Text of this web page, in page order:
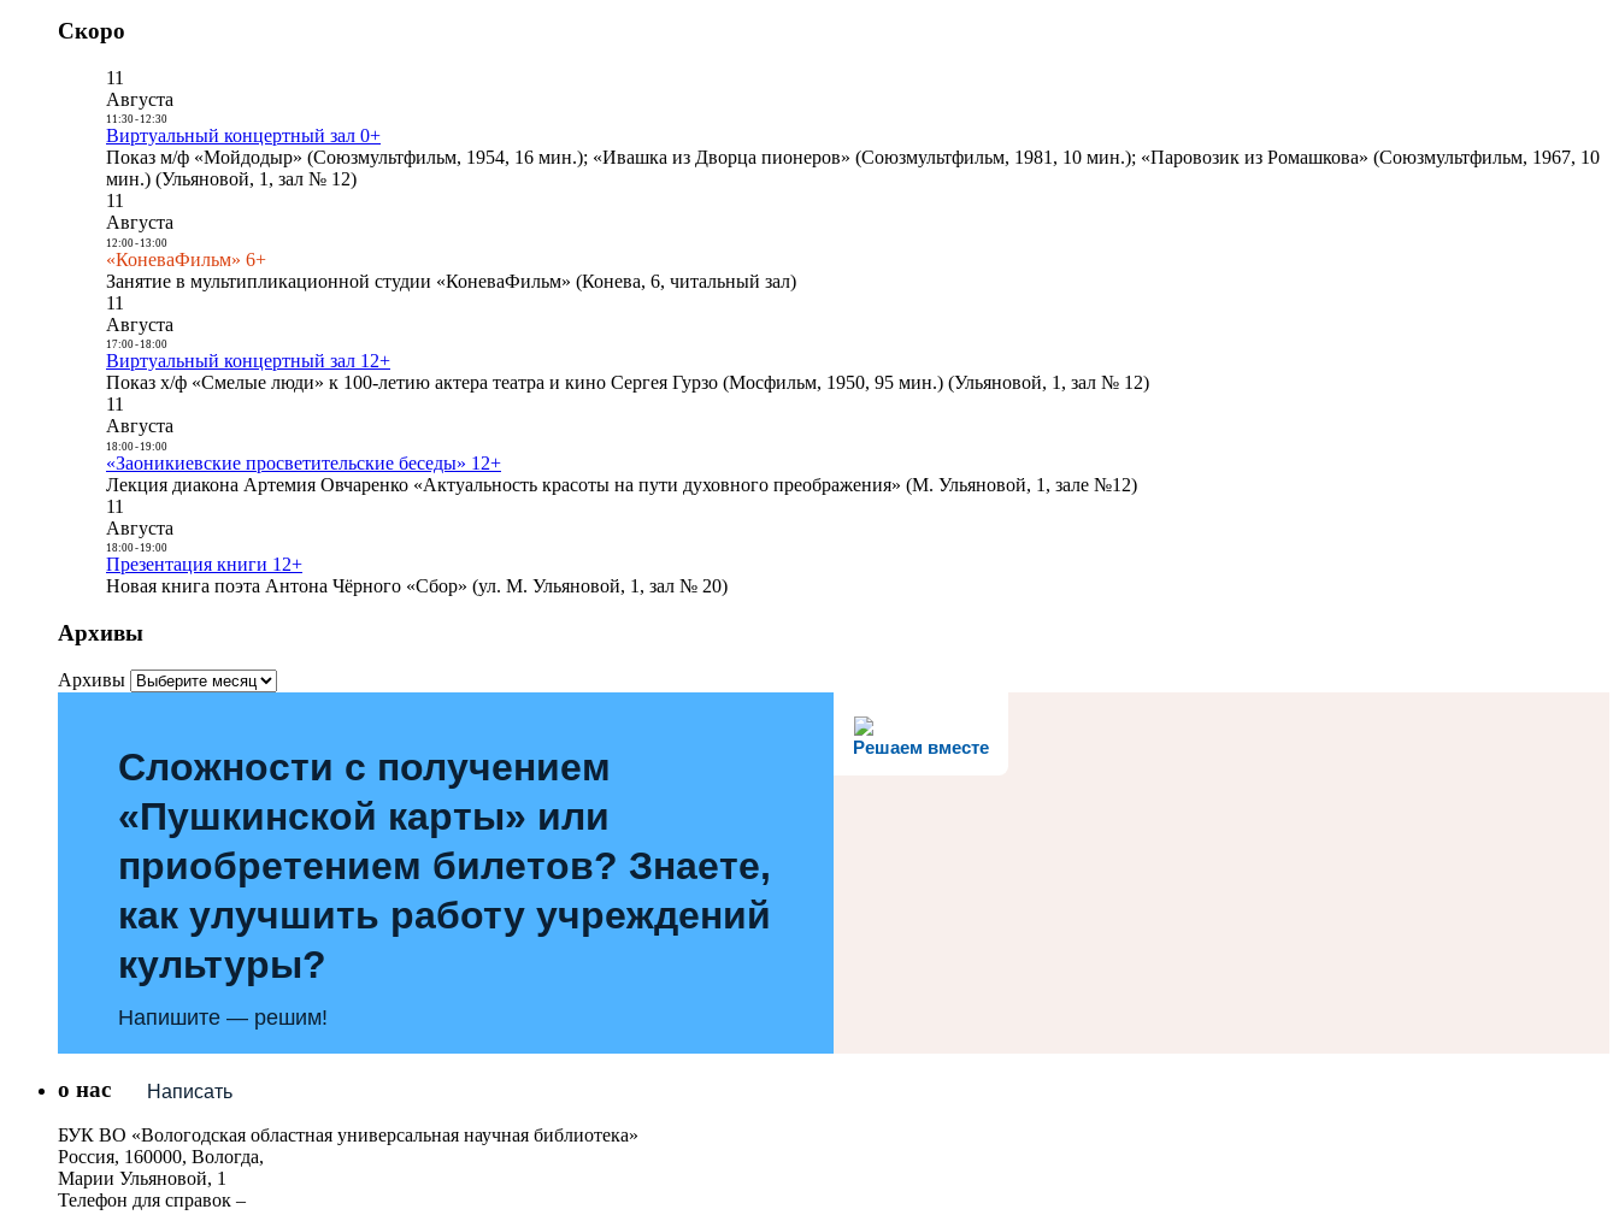
Скоро
11
Августа
11:30- 12:30
Виртуальный концертный зал 0+
Показ м/ф «Мойдодыр» (Союзмультфильм, 1954, 16 мин.); «Ивашка из Дворца пионеров» (Союзмультфильм, 1981, 10 мин.); «Паровозик из Ромашкова» (Союзмультфильм, 1967, 10
мин.) (Ульяновой, 1, зал № 12)
11
Августа
12:00- 13:00
«КоневаФильм» 6+
Занятие в мультипликационной студии «КоневаФильм» (Конева, 6, читальный зал)
11
Августа
17:00- 18:00
Виртуальный концертный зал 12+
Показ х/ф «Смелые люди» к 100-летию актера театра и кино Сергея Гурзо (Мосфильм, 1950, 95 мин.) (Ульяновой, 1, зал № 12)
11
Августа
18:00- 19:00
«Заоникиевские просветительские беседы» 12+
Лекция диакона Артемия Овчаренко «Актуальность красоты на пути духовного преображения» (М. Ульяновой, 1, зале №12)
11
Августа
18:00- 19:00
Презентация книги 12+
Новая книга поэта Антона Чёрного «Сбор» (ул. М. Ульяновой, 1, зал № 20)
Архивы
Архивы
Решаем вместе
Сложности с получением
«Пушкинской карты» или
приобретением билетов? Знаете,
как улучшить работу учреждений
культуры?
Напишите — решим!
Написать
о нас
БУК ВО «Вологодская областная универсальная научная библиотека»
Россия, 160000, Вологда,
Марии Ульяновой, 1
Телефон для справок –